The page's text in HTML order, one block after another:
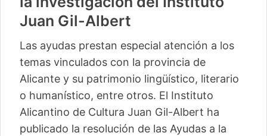
Juan Gil-Albert
Las ayudas prestan especial atención a los
temas vinculados con la provincia de
Alicante y su patrimonio lingüístico, literario
o humanístico, entre otros. El Instituto
Alicantino de Cultura Juan Gil-Albert ha
publicado la resolución de las Ayudas a la